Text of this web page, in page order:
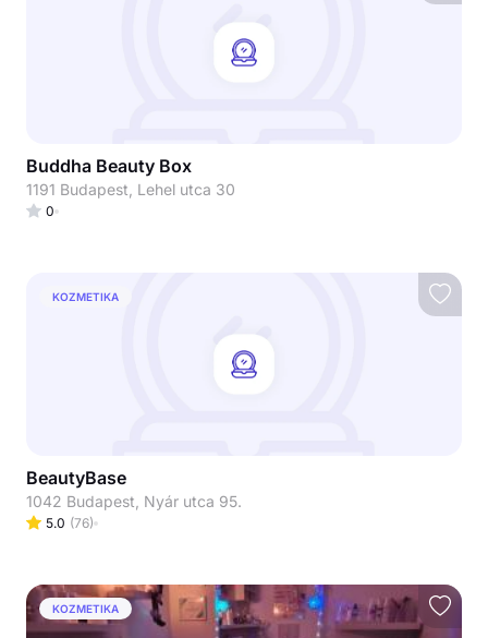
Buddha Beauty Box
1191 Budapest, Lehel utca 30
0
KOZMETIKA
BeautyBase
1042 Budapest, Nyár utca 95.
5.0 (76)
KOZMETIKA